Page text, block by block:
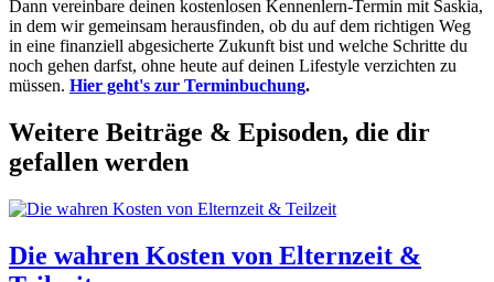
Dann vereinbare deinen kostenlosen Kennenlern-Termin mit Saskia,
in dem wir gemeinsam herausfinden, ob du auf dem richtigen Weg
in eine finanziell abgesicherte Zukunft bist und welche Schritte du
noch gehen darfst, ohne heute auf deinen Lifestyle verzichten zu
müssen. Hier geht's zur Terminbuchung.
Weitere Beiträge & Episoden, die dir
gefallen werden
Die wahren Kosten von Elternzeit &